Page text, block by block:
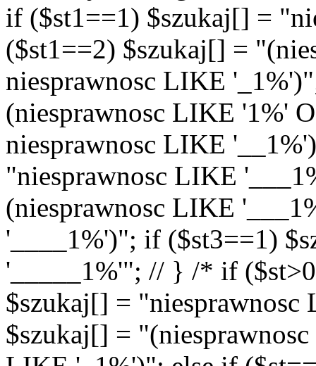
if ($st1==1) $szukaj[] =
($st1==2) $szukaj[] =
niesprawnosc LIKE
(niesprawnosc LIKE '1%'
niesprawnosc LIKE
"niesprawnosc LIKE
(niesprawnosc LIKE
'____1%')"; if ($st3==1)
'_____1%'"; // } /* if
$szukaj[] =
$szukaj[] =